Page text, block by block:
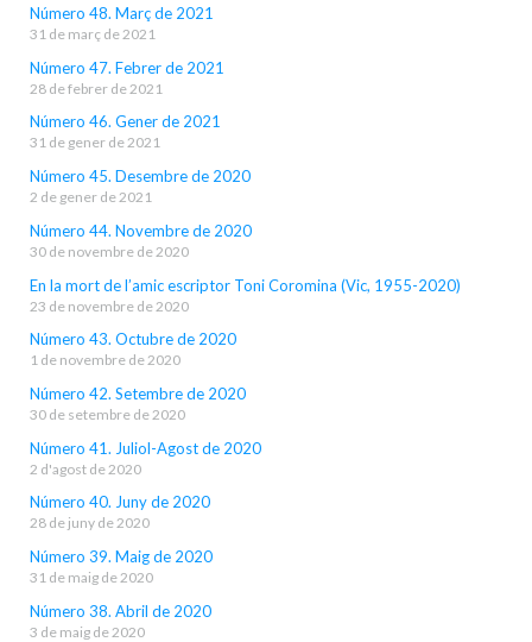
Número 48. Març de 2021
31 de març de 2021
Número 47. Febrer de 2021
28 de febrer de 2021
Número 46. Gener de 2021
31 de gener de 2021
Número 45. Desembre de 2020
2 de gener de 2021
Número 44. Novembre de 2020
30 de novembre de 2020
En la mort de l’amic escriptor Toni Coromina (Vic, 1955-2020)
23 de novembre de 2020
Número 43. Octubre de 2020
1 de novembre de 2020
Número 42. Setembre de 2020
30 de setembre de 2020
Número 41. Juliol-Agost de 2020
2 d'agost de 2020
Número 40. Juny de 2020
28 de juny de 2020
Número 39. Maig de 2020
31 de maig de 2020
Número 38. Abril de 2020
3 de maig de 2020